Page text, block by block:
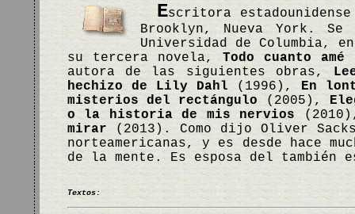
Escritora
Brooklyn, Nueva York.
Universidad de Columbia,
su tercera novela, Todo cuanto amé
autora de las siguientes obras,
hechizo de Lily Dahl (1996), En
misterios del rectángulo (2005),
o la historia de mis nervios
mirar (2013). Como dijo Oliver
norteamericanas, y es desde hace
de la mente. Es esposa del
Textos: